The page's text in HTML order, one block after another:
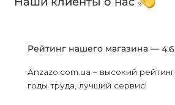
Рейтинг нашего магазина — 4.6
Anzazo.com.ua – высокий рейтинг,
годы труда, лучший сервис!